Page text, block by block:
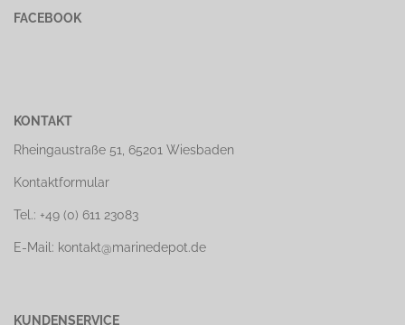
FACEBOOK
KONTAKT
Rheingaustraße 51, 65201 Wiesbaden
Kontaktformular
Tel.: +49 (0) 611 23083
E-Mail: kontakt@marinedepot.de
KUNDENSERVICE